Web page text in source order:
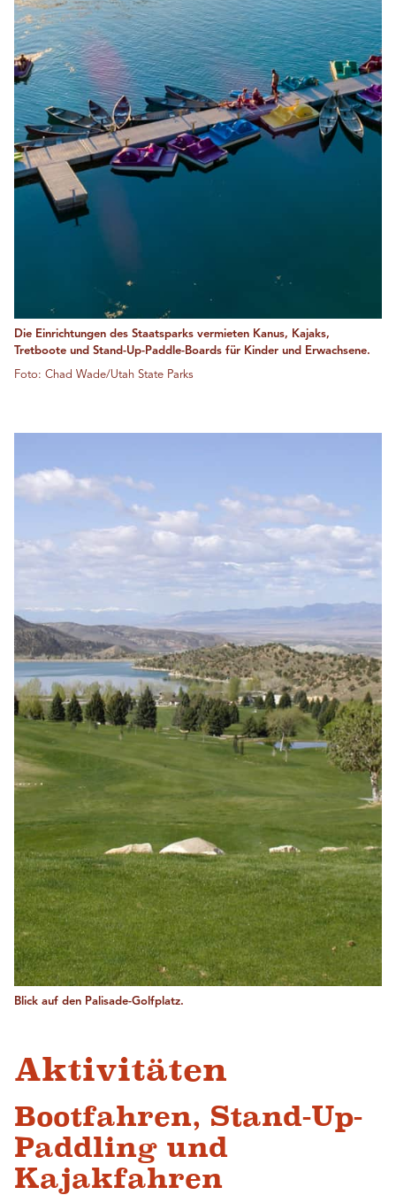
Die Einrichtungen des Staatsparks vermieten Kanus, Kajaks,
Tretboote und Stand-Up-Paddle-Boards für Kinder und Erwachsene.
Foto: Chad Wade/Utah State Parks
Blick auf den Palisade-Golfplatz.
Aktivitäten
Bootfahren, Stand-Up-
Paddling und
Kajakfahren